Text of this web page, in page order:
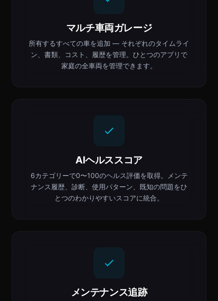
マルチ車両ガレージ
所有するすべての車を追加 — それぞれのタイムライ
ン、書類、コスト、履歴を管理。ひとつのアプリで
家庭の全車両を管理できます。
AIヘルススコア
6カテゴリーで0〜100のヘルス評価を取得。メンテ
ナンス履歴、診断、使用パターン、既知の問題をひ
とつのわかりやすいスコアに統合。
メンテナンス追跡